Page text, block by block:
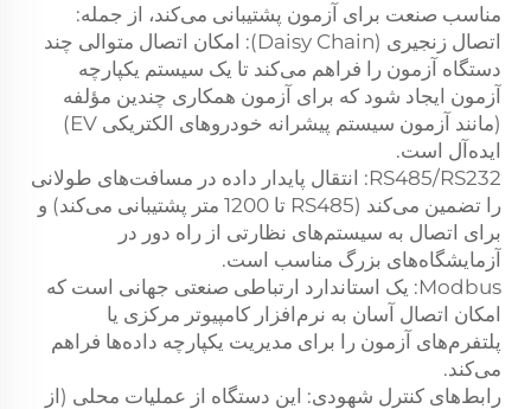
مناسب صنعت برای آزمون پشتیبانی می‌کند، از جمله:
اتصال زنجیری (Daisy Chain): امکان اتصال متوالی چند
دستگاه آزمون را فراهم می‌کند تا یک سیستم یکپارچه
آزمون ایجاد شود که برای آزمون همکاری چندین مؤلفه
(مانند آزمون سیستم پیشرانه خودروهای الکتریکی EV)
ایده‌آل است.
RS485/RS232: انتقال پایدار داده در مسافت‌های طولانی
را تضمین می‌کند (RS485 تا 1200 متر پشتیبانی می‌کند) و
برای اتصال به سیستم‌های نظارتی از راه دور در
آزمایشگاه‌های بزرگ مناسب است.
Modbus: یک استاندارد ارتباطی صنعتی جهانی است که
امکان اتصال آسان به نرم‌افزار کامپیوتر مرکزی یا
پلتفرم‌های آزمون را برای مدیریت یکپارچه داده‌ها فراهم
می‌کند.
رابط‌های کنترل شهودی: این دستگاه از عملیات محلی (از